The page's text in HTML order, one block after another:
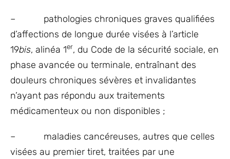
– pathologies chroniques graves qualifiées
d’affections de longue durée visées à l’article
19bis, alinéa 1er, du Code de la sécurité sociale, en
phase avancée ou terminale, entraînant des
douleurs chroniques sévères et invalidantes
n’ayant pas répondu aux traitements
médicamenteux ou non disponibles ;
– maladies cancéreuses, autres que celles
visées au premier tiret, traitées par une